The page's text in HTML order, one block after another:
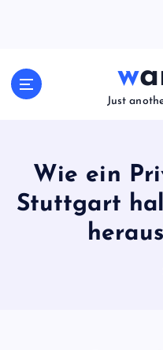
Just
Wie ein
Stuttgart